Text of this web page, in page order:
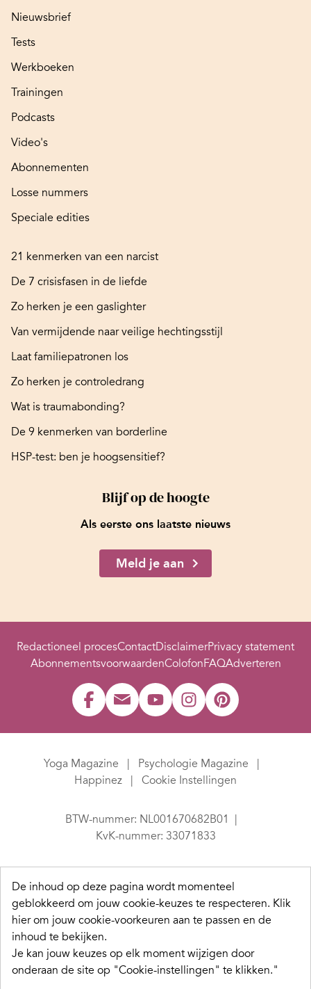
Nieuwsbrief
Tests
Werkboeken
Trainingen
Podcasts
Video's
Abonnementen
Losse nummers
Speciale edities
21 kenmerken van een narcist
De 7 crisisfasen in de liefde
Zo herken je een gaslighter
Van vermijdende naar veilige hechtingsstijl
Laat familiepatronen los
Zo herken je controledrang
Wat is traumabonding?
De 9 kenmerken van borderline
HSP-test: ben je hoogsensitief?
Blijf op de hoogte
Als eerste ons laatste nieuws
Meld je aan
Redactioneel procesContactDisclaimerPrivacy statement
AbonnementsvoorwaardenColofonFAQAdverteren
Yoga Magazine
Psychologie Magazine
Happinez
Cookie Instellingen
BTW-nummer: NL001670682B01
KvK-nummer: 33071833
De inhoud op deze pagina wordt momenteel
geblokkeerd om jouw cookie-keuzes te respecteren. Klik
hier om jouw cookie-voorkeuren aan te passen en de
inhoud te bekijken.
Je kan jouw keuzes op elk moment wijzigen door
onderaan de site op "Cookie-instellingen" te klikken."